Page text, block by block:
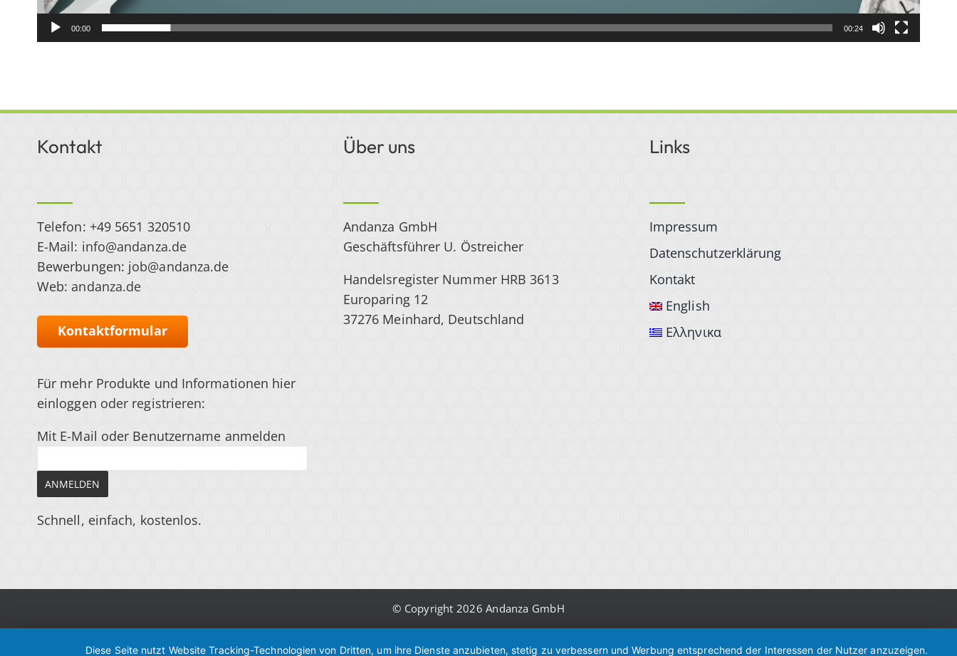
00:00 00:24
Kontakt
Telefon: +49 5651 320510
E-Mail: info@andanza.de
Bewerbungen: job@andanza.de
Web:andanza.de
Kontaktformular
Für mehr Produkte und Informationen hier
einloggen oder registrieren:
Mit E-Mail oder Benutzername anmelden
Schnell, einfach, kostenlos.
Über uns
Andanza GmbH
Geschäftsführer U. Östreicher
Handelsregister Nummer HRB 3613
Europaring 12
37276 Meinhard, Deutschland
Links
Impressum
Datenschutzerklärung
Kontakt
English
Ελληνικα
© Copyright 2026 Andanza GmbH
Diese Seite nutzt Website Tracking-Technologien von Dritten, um ihre Dienste anzubieten, stetig zu verbessern und Werbung entsprechend der Interessen der Nutzer anzuzeigen.